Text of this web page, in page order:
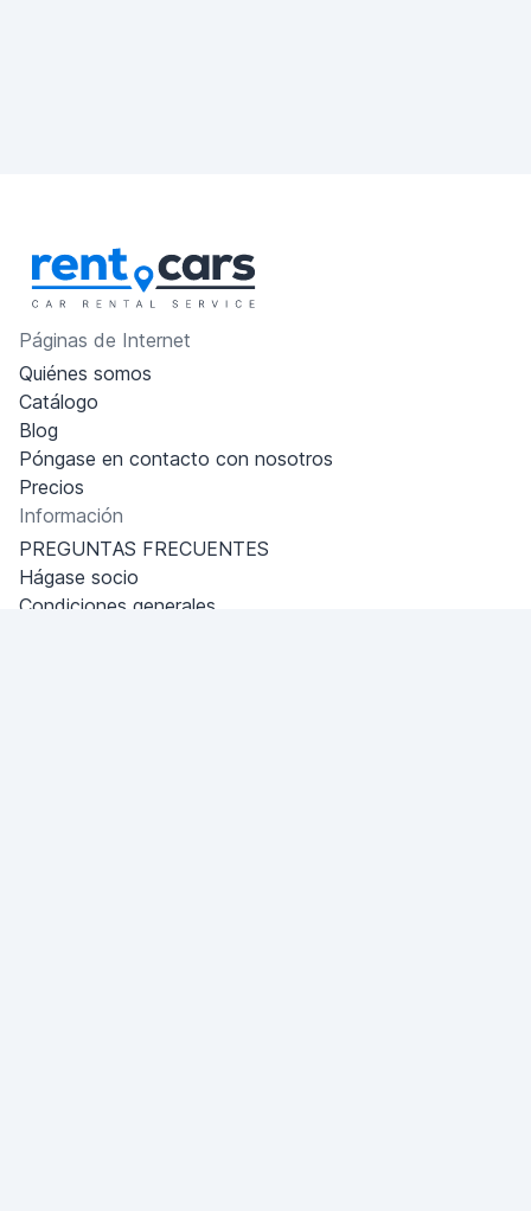
Páginas de Internet
Quiénes somos
Catálogo
Blog
Póngase en contacto con nosotros
Precios
Información
PREGUNTAS FRECUENTES
Hágase socio
Condiciones generales